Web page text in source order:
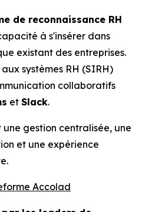
de reconnaissance RH
à s'insérer dans
existant des entreprises.
systèmes RH (SIRH)
collaboratifs
et Slack.
gestion centralisée, une
et une expérience
Accolad